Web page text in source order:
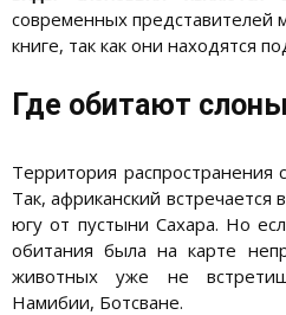
современных представителей
книге, так как они находятся
Где обитают слоны
Территория распространения
Так, африканский встречается
югу от пустыни Сахара. Но
обитания была на карте
животных уже не
Намибии, Ботсване.